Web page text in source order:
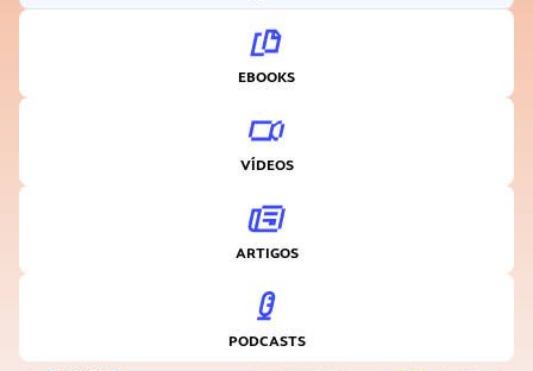
EBOOKS
VÍDEOS
ARTIGOS
PODCASTS